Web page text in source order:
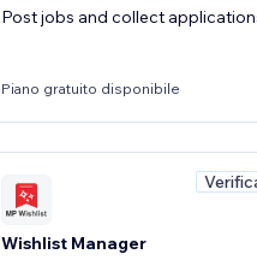
Post jobs and collect
Piano gratuito disponibile
Wishlist Manager